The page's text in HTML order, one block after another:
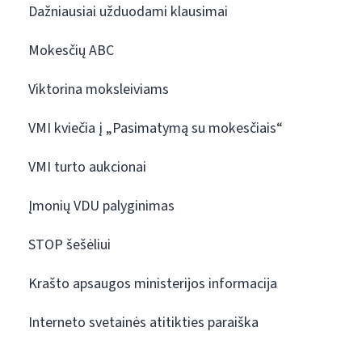
Dažniausiai užduodami klausimai
Mokesčių ABC
Viktorina moksleiviams
VMI kviečia į „Pasimatymą su mokesčiais“
VMI turto aukcionai
Įmonių VDU palyginimas
STOP šešėliui
Krašto apsaugos ministerijos informacija
Interneto svetainės atitikties paraiška